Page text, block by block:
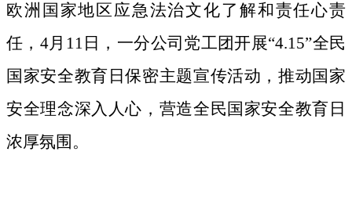
欧洲国家地区应急法治文化了解和责任心责
任，4月11日，一分公司党工团开展“4.15”全民
国家安全教育日保密主题宣传活动，推动国家
安全理念深入人心，营造全民国家安全教育日
浓厚氛围。